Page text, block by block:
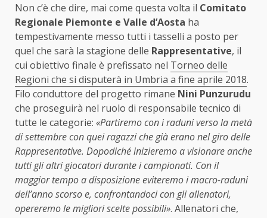
Non c’è che dire, mai come questa volta il Comitato
Regionale Piemonte e Valle d’Aosta ha
tempestivamente messo tutti i tasselli a posto per
quel che sarà la stagione delle Rappresentative, il
cui obiettivo finale è prefissato nel Torneo delle
Regioni che si disputerà in Umbria a fine aprile 2018.
Filo conduttore del progetto rimane Nini Punzurudu
che proseguirà nel ruolo di responsabile tecnico di
tutte le categorie: «Partiremo con i raduni verso la metà
di settembre con quei ragazzi che già erano nel giro delle
Rappresentative. Dopodiché inizieremo a visionare anche
tutti gli altri giocatori durante i campionati. Con il
maggior tempo a disposizione eviteremo i macro-raduni
dell’anno scorso e, confrontandoci con gli allenatori,
opereremo le migliori scelte possibili». Allenatori che,